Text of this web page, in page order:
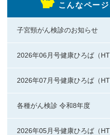
こんなペー
子宮頸がん検診のお知らせ
2026年06月号健康ひろば（
2026年07月号健康ひろば（
各種がん検診 令和8年度
2026年05月号健康ひろば（